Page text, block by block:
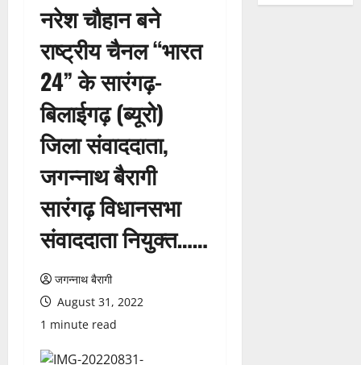
नरेश चौहान बने
राष्ट्रीय चैनल “भारत
24” के सारंगढ़-
बिलाईगढ़ (ब्यूरो)
जिला संवाददाता,
जगन्नाथ बैरागी
सारंगढ़ विधानसभा
संवाददाता नियुक्त……
जगन्नाथ बैरागी
August 31, 2022
1 minute read